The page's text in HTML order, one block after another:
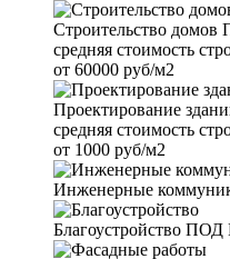
Строительство домов
средняя стоимость
от 60000 руб/м2
Проектирование
средняя стоимость
от 1000 руб/м2
Инженерные
Благоустройство ПОД